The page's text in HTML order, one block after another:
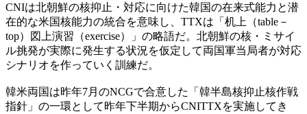
CNIは北朝鮮の核抑止・対応に向けた韓国の在来式能力と潜
在的な米国核能力の統合を意味し、TTXは「机上（table－
top）図上演習（exercise）」の略語だ。北朝鮮の核・ミサイ
ル挑発が実際に発生する状況を仮定して両国軍当局者が対応
シナリオを作っていく訓練だ。
韓米両国は昨年7月のNCGで合意した「韓半島核抑止核作戦
指針」の一環として昨年下半期からCNITTXを実施してき